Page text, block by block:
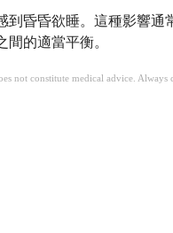
昏昏欲睡。這種影響
的適當平衡。
not constitute medical advice.